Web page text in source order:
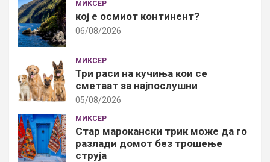
МИКСЕР
кој е осмиот континент?
06/08/2026
МИКСЕР
Три раси на кучиња кои се
сметаат за најпослушни
05/08/2026
МИКСЕР
Стар марокански трик може да го
разлади домот без трошење
струја